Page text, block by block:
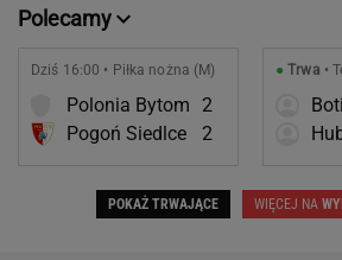
Polecamy
Dziś 16:00 • Piłka nożna (M)
Polonia Bytom
2
Pogoń Siedlce
2
●Trwa •
POKAŻ TRWAJĄCE WIĘCEJ NA